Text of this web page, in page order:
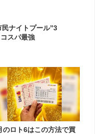
民ナイトプール”3
スパ最強
のロト6はこの方法で買